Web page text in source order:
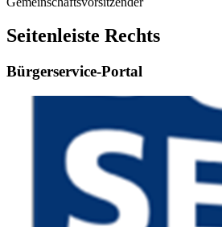
Seitenleiste Rechts
Bürgerservice-Portal